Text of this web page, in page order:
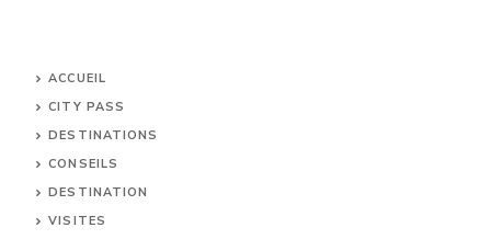
ACCUEIL
CITY PASS
DESTINATIONS
CONSEILS
DESTINATION
VISITES